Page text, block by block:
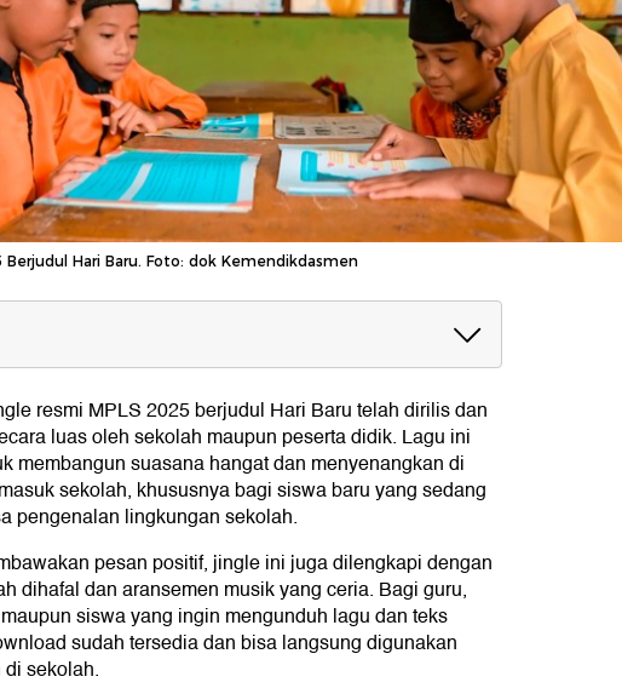
Berjudul Hari Baru. Foto: dok Kemendikdasmen
MPLS Ramah 'Hari Baru'
MPLS 2025
resmi MPLS 2025 berjudul Hari Baru telah dirilis dan
luas oleh sekolah maupun peserta didik. Lagu ini
membangun suasana hangat dan menyenangkan di
sekolah, khususnya bagi siswa baru yang sedang
pengenalan lingkungan sekolah.
pesan positif, jingle ini juga dilengkapi dengan
dihafal dan aransemen musik yang ceria. Bagi guru,
siswa yang ingin mengunduh lagu dan teks
sudah tersedia dan bisa langsung digunakan
sekolah.